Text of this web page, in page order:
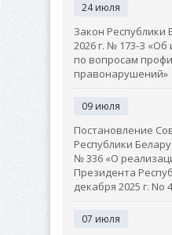
24 июля
Закон Республики
2026 г. № 173-З
по вопросам
правонарушений»
09 июля
Постановление
Республики
№ 336 «О
Президента
декабря 2025 г. No
07 июля